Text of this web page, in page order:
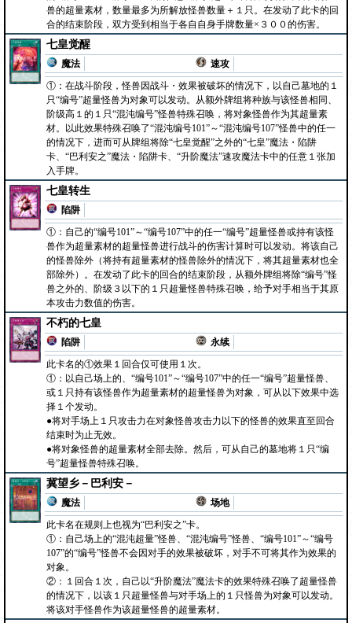
兽的超量素材，数量最多为所解放怪兽数量＋１只。在发动了此卡的回
合的结束阶段，双方受到相当于各自自身手牌数量×３００的伤害。
七皇觉醒
魔法
速攻
①：在战斗阶段，怪兽因战斗・效果被破坏的情况下，以自己墓地的１
只“编号”超量怪兽为对象可以发动。从额外牌组将种族与该怪兽相同、
阶级高１的１只“混沌编号”怪兽特殊召唤，将对象怪兽作为其超量素
材。以此效果特殊召唤了“混沌编号101”～“混沌编号107”怪兽中的任一
的情况下，进而可从牌组将除“七皇觉醒”之外的“七皇”魔法・陷阱
卡、“巴利安之”魔法・陷阱卡、“升阶魔法”速攻魔法卡中的任意１张加
入手牌。
七皇转生
陷阱
①：自己的“编号101”～“编号107”中的任一“编号”超量怪兽或持有该怪
兽作为超量素材的超量怪兽进行战斗的伤害计算时可以发动。将该自己
的怪兽除外（将持有超量素材的怪兽除外的情况下，将其超量素材也全
部除外）。在发动了此卡的回合的结束阶段，从额外牌组将除“编号”怪
兽之外的、阶级３以下的１只超量怪兽特殊召唤，给予对手相当于其原
本攻击力数值的伤害。
不朽的七皇
陷阱
永续
此卡名的①效果１回合仅可使用１次。
①：以自己场上的、“编号101”～“编号107”中的任一“编号”超量怪兽、
或１只持有该怪兽作为超量素材的超量怪兽为对象，可从以下效果中选
择１个发动。
●将对手场上１只攻击力在对象怪兽攻击力以下的怪兽的效果直至回合
结束时为止无效。
●将对象怪兽的超量素材全部去除。然后，可从自己的墓地将１只“编
号”超量怪兽特殊召唤。
冀望乡－巴利安－
魔法
场地
此卡名在规则上也视为“巴利安之”卡。
①：自己场上的“混沌超量”怪兽、“混沌编号”怪兽、“编号101”～“编号
107”的“编号”怪兽不会因对手的效果被破坏，对手不可将其作为效果的
对象。
②：１回合１次，自己以“升阶魔法”魔法卡的效果特殊召唤了超量怪兽
的情况下，以该１只超量怪兽与对手场上的１只怪兽为对象可以发动。
将该对手怪兽作为该超量怪兽的超量素材。